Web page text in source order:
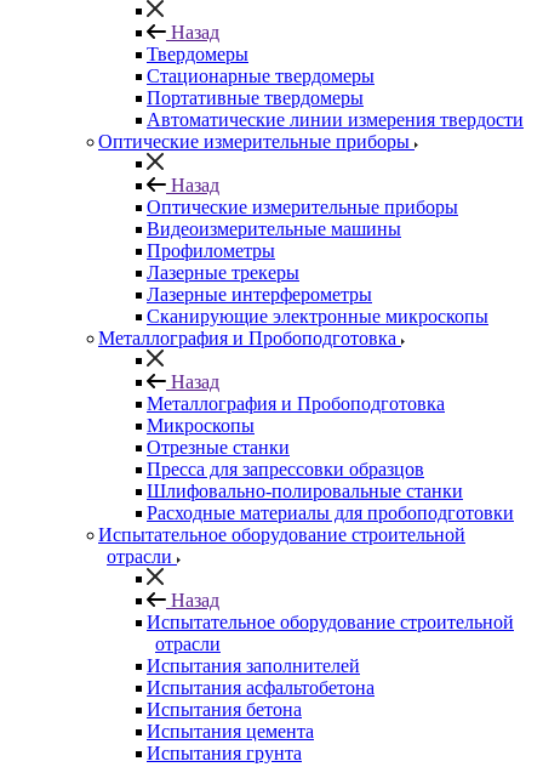
Назад
Твердомеры
Стационарные твердомеры
Портативные твердомеры
Автоматические линии измерения твердости
Оптические измерительные приборы
Назад
Оптические измерительные приборы
Видеоизмерительные машины
Профилометры
Лазерные трекеры
Лазерные интерферометры
Сканирующие электронные микроскопы
Металлография и Пробоподготовка
Назад
Металлография и Пробоподготовка
Микроскопы
Отрезные станки
Пресса для запрессовки образцов
Шлифовально-полировальные станки
Расходные материалы для пробоподготовки
Испытательное оборудование строительной
отрасли
Назад
Испытательное оборудование строительной
отрасли
Испытания заполнителей
Испытания асфальтобетона
Испытания бетона
Испытания цемента
Испытания грунта